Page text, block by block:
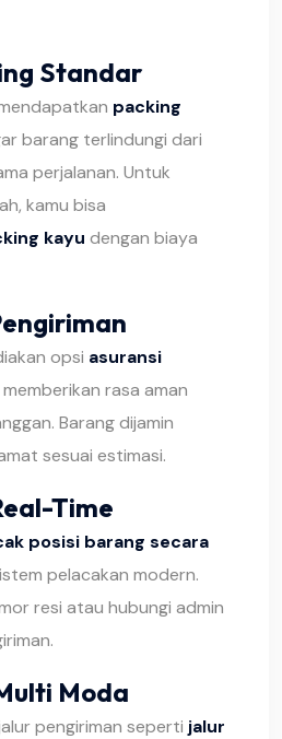
Standar
packing
barang terlindungi dari
perjalanan. Untuk
kamu bisa
kayu dengan biaya
opsi asuransi
rasa aman
Barang dijamin
sesuai estimasi.
Time
posisi barang secara
pelacakan modern.
resi atau hubungi admin
Moda
pengiriman seperti jalur